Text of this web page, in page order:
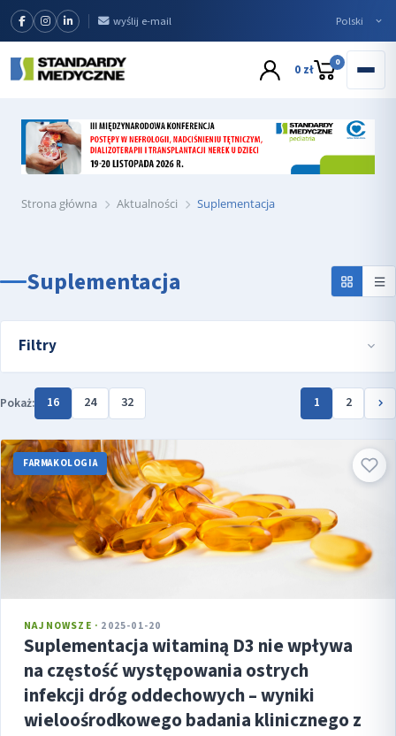
wyślij e-mail
0 zł 0
Strona główna Aktualności Suplementacja
Suplementacja
Filtry
Pokaż: 16 24 32 1 2
FARMAKOLOGIA
NAJNOWSZE · 2025-01-20
Suplementacja witaminą D3 nie wpływa
na częstość występowania ostrych
infekcji dróg oddechowych – wyniki
wieloośrodkowego badania klinicznego z